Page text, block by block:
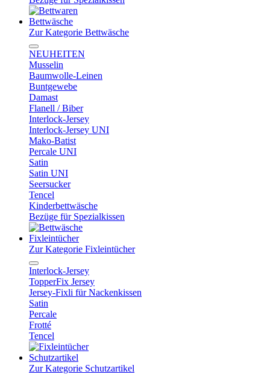
Bettwäsche
Zur Kategorie Bettwäsche
NEUHEITEN
Musselin
Baumwolle-Leinen
Buntgewebe
Damast
Flanell / Biber
Interlock-Jersey
Interlock-Jersey UNI
Mako-Batist
Percale UNI
Satin
Satin UNI
Seersucker
Tencel
Kinderbettwäsche
Bezüge für Spezialkissen
Fixleintücher
Zur Kategorie Fixleintücher
Interlock-Jersey
TopperFix Jersey
Jersey-Fixli für Nackenkissen
Satin
Percale
Frotté
Tencel
Schutzartikel
Zur Kategorie Schutzartikel